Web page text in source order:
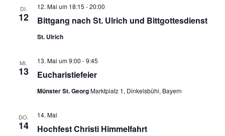
Pfarrzentrum
Pfarrgarten
DI.
12 Bittgang nach St. Ulrich und Bittgottesdienst
12. Mai um 18:15 -20:00
St. Ulrich
MI.
13 Eucharistiefeier
13. Mai um 9:00 -9:45
Münster St. GeorgMarktplatz 1, Dinkelsbühl, Bayern
DO.
14 Hochfest Christi Himmelfahrt
14. Mai